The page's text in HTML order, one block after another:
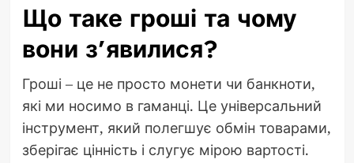
Що таке гроші та чому
вони з’явилися?
Гроші – це не просто монети чи банкноти,
які ми носимо в гаманці. Це універсальний
інструмент, який полегшує обмін товарами,
зберігає цінність і слугує мірою вартості.